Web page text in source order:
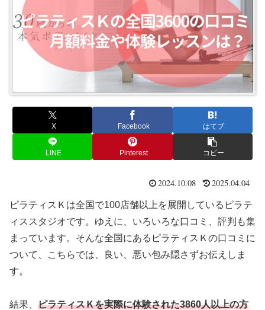
X Facebook はてブ
LINE Pinterest コピー
2024.10.08 2025.04.04
ピラティスＫは全国で100店舗以上を展開しているピラテ
ィススタジオです。ゆえに、いろいろな口コミ、評判も集
まっています。そんな全国にあるピラティスＫの口コミに
ついて、こちらでは、良い、悪い包み隠さずお伝えしま
す。
結果、 ピラティスＫを実際に体験された3860人以上の方